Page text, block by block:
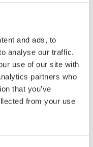
and ads, to
analyse our traffic.
use of our site with
partners who
that you’ve
from your use
en meer
Nederland. Door